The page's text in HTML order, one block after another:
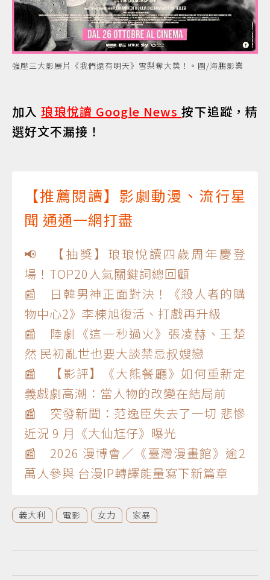
強壓三大影展片《我們還有明天》雪梨奪大獎！。圖/海鵬影業
加入琅琅悅讀 Google News按下追蹤，精
選好文不漏接！
【推薦閱讀】影劇動漫、流行星
聞 通通一網打盡
📢 【抽獎】琅琅悅讀四歲周年慶登
場！TOP20人氣關鍵詞總回顧
📰 日韓男神正面對決！《殺人者的購
物中心2》李棟旭復活、打戲再升級
📰 陸劇《這一秒過火》張凌赫、王楚
然 民初亂世也要大談禁忌叔嫂戀
📰 【影評】《大熊餐廳》如何重新定
義戲劇高潮：當人物的改變在結局前
📰 突發新聞：范逸臣失去了一切 悲慘
近況 9 月《大仙尪仔》曝光
📰 2026 漫博會／《臺灣漫畫館》逾2
萬人參與 台漫IP轉譯能量寫下新篇章
義大利 電影 女力 家暴